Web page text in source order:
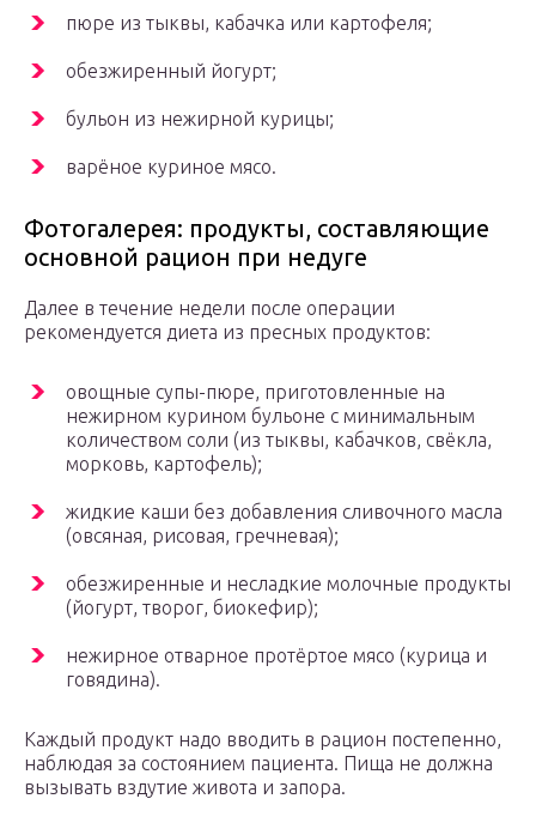
пюре из тыквы, кабачка или картофеля;
обезжиренный йогурт;
бульон из нежирной курицы;
варёное куриное мясо.
Фотогалерея: продукты, составляющие
основной рацион при недуге
Далее в течение недели после операции
рекомендуется диета из пресных продуктов:
овощные супы-пюре, приготовленные на
нежирном курином бульоне с минимальным
количеством соли (из тыквы, кабачков, свёкла,
морковь, картофель);
жидкие каши без добавления сливочного масла
(овсяная, рисовая, гречневая);
обезжиренные и несладкие молочные продукты
(йогурт, творог, биокефир);
нежирное отварное протёртое мясо (курица и
говядина).
Каждый продукт надо вводить в рацион постепенно,
наблюдая за состоянием пациента. Пища не должна
вызывать вздутие живота и запора.